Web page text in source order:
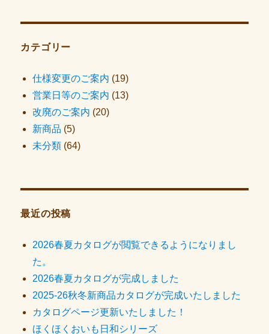
カテゴリー
仕様変更のご案内 (19)
営業日等のご案内 (13)
改廃のご案内 (20)
新商品 (5)
未分類 (64)
最近の投稿
2026春夏カタログが閲覧できるようになりまし
た。
2026春夏カタログが完成しました
2025-26秋冬新商品カタログが完成いたしました
カタログページ更新いたしました！
ほくほくおいも日和シリーズ